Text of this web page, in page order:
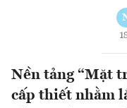
Nền tảng “Mặt
cấp thiết nhằm